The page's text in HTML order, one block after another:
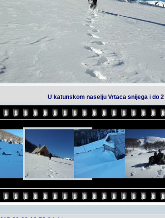
U katunskom naselju Vrtaca snijega i do